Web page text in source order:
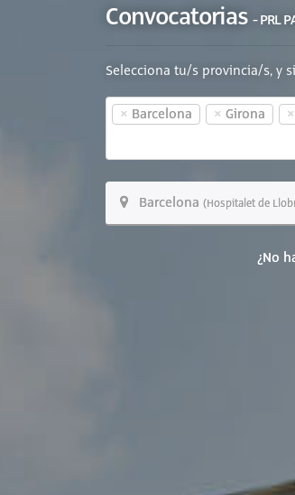
Convocatorias - PRL
Selecciona tu/s provincia/s, y
× Barcelona × Girona ×
Barcelona (Hospitalet de
¿No